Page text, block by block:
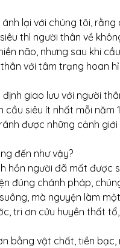
lại với chúng tôi,
thì người thân về
não, nhưng sau khi
với tâm trạng hoan
giao lưu với người
siêu ít nhất mỗi năm
được những cảnh giới
đến như vậy?
hồn người đã mất được
đúng chánh pháp,
mà nguyện làm
tri ơn cửu huyền thất tổ,
bằng vật chất, tiền bạc,